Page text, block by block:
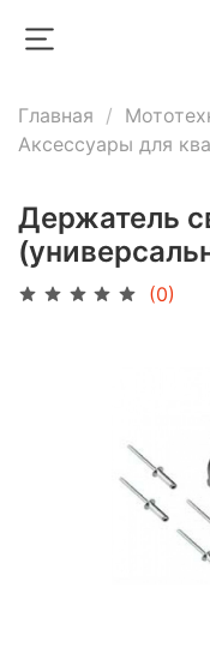
Главная
Аксессуары для
Держатель
(0)